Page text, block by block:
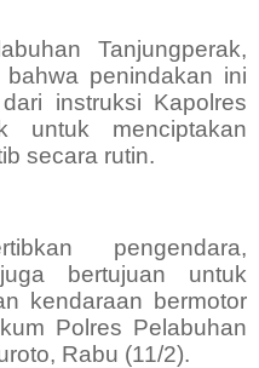
Tanjungperak,
penindakan ini
instruksi Kapolres
untuk menciptakan
secara rutin.
pengendara,
bertujuan untuk
kendaraan bermotor
Polres Pelabuhan
Rabu (11/2).